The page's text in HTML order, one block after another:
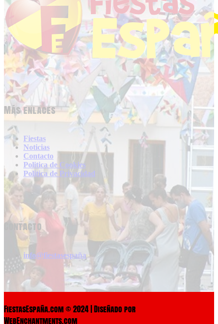
Más enlaces
Fiestas
Noticias
Contacto
Politica de Cookies
Politica de Privacidad
Contacto
info@fiestasespaña
FiestasEspaña.com © 2024 | Diseñado por
WebEnchantments.com